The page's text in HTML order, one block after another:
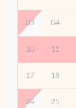
03 04
10 11
17 18
24 25